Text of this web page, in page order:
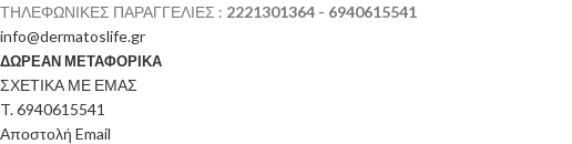
ΤΗΛΕΦΩΝΙΚΕΣ ΠΑΡΑΓΓΕΛΙΕΣ : 2221301364 - 6940615541
info@dermatoslife.gr
ΔΩΡΕΑΝ ΜΕΤΑΦΟΡΙΚΑ
ΣΧΕΤΙΚΑ ΜΕ ΕΜΑΣ
T. 6940615541
Αποστολή Email